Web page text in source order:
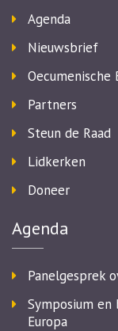
Agenda
Nieuwsbrief
Oecumenische
Partners
Steun de Raad
Lidkerken
Doneer
Agenda
Panelgesprek
Symposium
Europa